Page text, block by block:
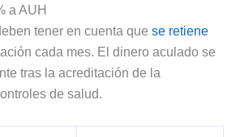
a AUH
tener en cuenta que se retiene
cada mes. El dinero aculado se
tras la acreditación de la
de salud.